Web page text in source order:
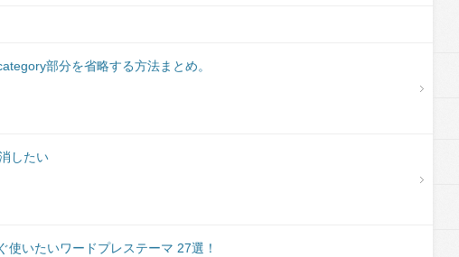
部分を省略する方法まとめ。
したい
使いたいワードプレステーマ 27選！